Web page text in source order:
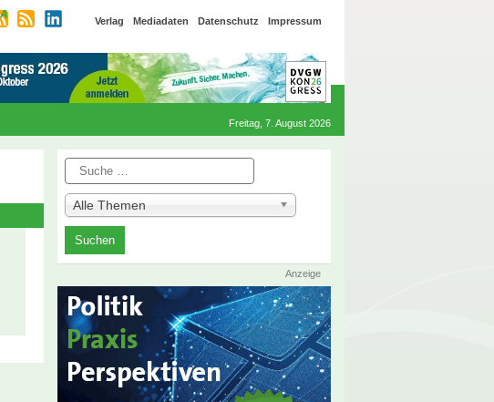
Verlag Mediadaten Datenschutz Impressum
Freitag, 7. August 2026
Suche
Alle Themen
Anzeige